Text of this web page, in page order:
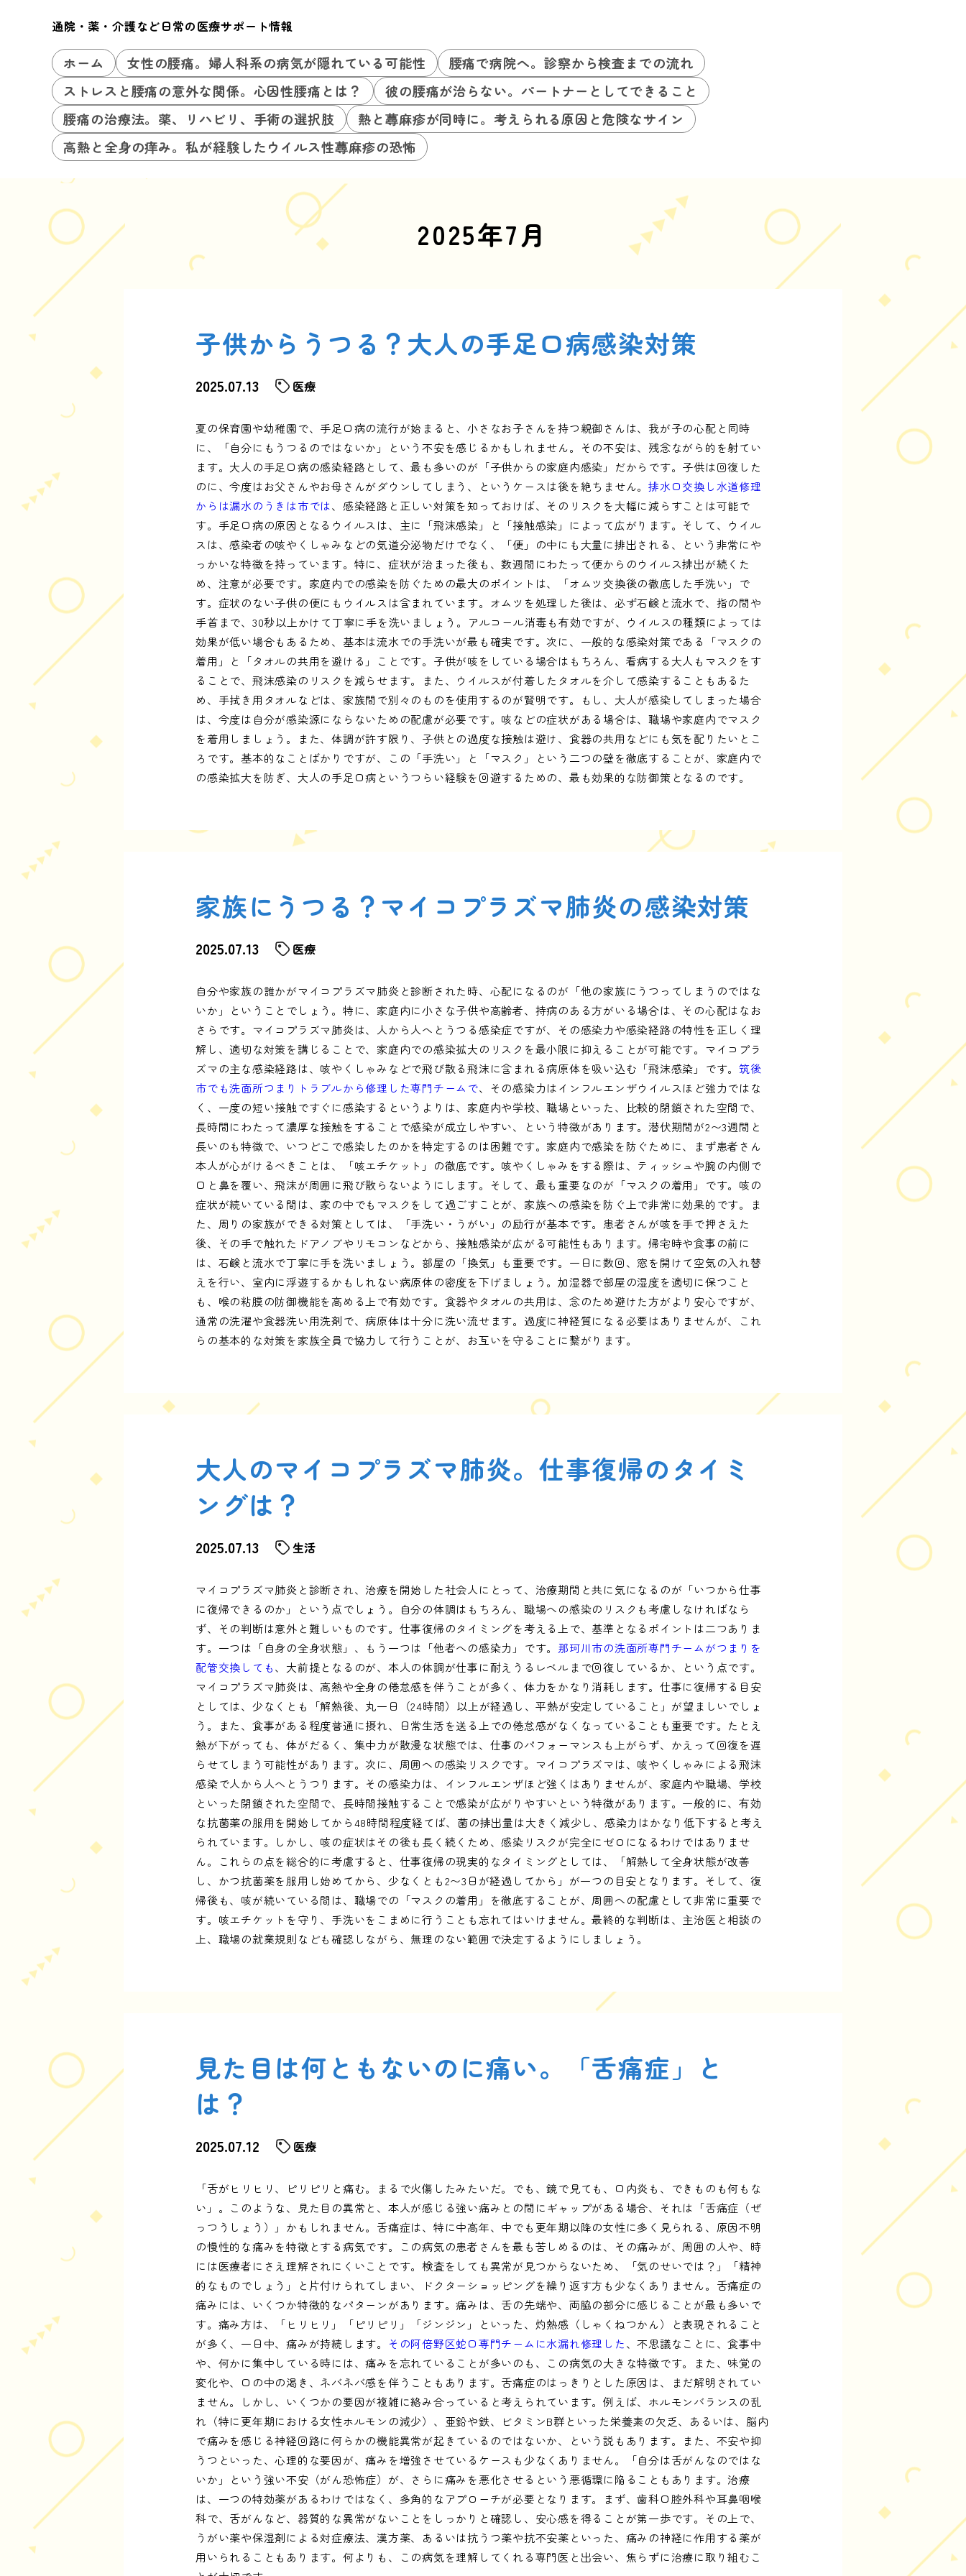
通院・薬・介護など日常の医療サポート情報
ホーム 女性の腰痛。婦人科系の病気が隠れている可能性
腰痛で病院へ。診察から検査までの流れ
ストレスと腰痛の意外な関係。心因性腰痛とは？
彼の腰痛が治らない。パートナーとしてできること
腰痛の治療法。薬、リハビリ、手術の選択肢
熱と蕁麻疹が同時に。考えられる原因と危険なサイン
高熱と全身の痒み。私が経験したウイルス性蕁麻疹の恐怖
2025年7月
子供からうつる？大人の手足口病感染対策
2025.07.13 医療
夏の保育園や幼稚園で、手足口病の流行が始まると、小さなお子さんを持つ親御さんは、我が子の心配と同時
に、「自分にもうつるのではないか」という不安を感じるかもしれません。その不安は、残念ながら的を射てい
ます。大人の手足口病の感染経路として、最も多いのが「子供からの家庭内感染」だからです。子供は回復した
のに、今度はお父さんやお母さんがダウンしてしまう、というケースは後を絶ちません。 排水口交換し水道修理
からは漏水のうきは市では、感染経路と正しい対策を知っておけば、そのリスクを大幅に減らすことは可能で
す。手足口病の原因となるウイルスは、主に「飛沫感染」と「接触感染」によって広がります。そして、ウイル
スは、感染者の咳やくしゃみなどの気道分泌物だけでなく、「便」の中にも大量に排出される、という非常にや
っかいな特徴を持っています。特に、症状が治まった後も、数週間にわたって便からのウイルス排出が続くた
め、注意が必要です。家庭内での感染を防ぐための最大のポイントは、「オムツ交換後の徹底した手洗い」で
す。症状のない子供の便にもウイルスは含まれています。オムツを処理した後は、必ず石鹸と流水で、指の間や
手首まで、30秒以上かけて丁寧に手を洗いましょう。アルコール消毒も有効ですが、ウイルスの種類によっては
効果が低い場合もあるため、基本は流水での手洗いが最も確実です。次に、一般的な感染対策である「マスクの
着用」と「タオルの共用を避ける」ことです。子供が咳をしている場合はもちろん、看病する大人もマスクをす
ることで、飛沫感染のリスクを減らせます。また、ウイルスが付着したタオルを介して感染することもあるた
め、手拭き用タオルなどは、家族間で別々のものを使用するのが賢明です。もし、大人が感染してしまった場合
は、今度は自分が感染源にならないための配慮が必要です。咳などの症状がある場合は、職場や家庭内でマスク
を着用しましょう。また、体調が許す限り、子供との過度な接触は避け、食器の共用などにも気を配りたいとこ
ろです。基本的なことばかりですが、この「手洗い」と「マスク」という二つの壁を徹底することが、家庭内で
の感染拡大を防ぎ、大人の手足口病というつらい経験を回避するための、最も効果的な防御策となるのです。
家族にうつる？マイコプラズマ肺炎の感染対策
2025.07.13 医療
自分や家族の誰かがマイコプラズマ肺炎と診断された時、心配になるのが「他の家族にうつってしまうのではな
いか」ということでしょう。特に、家庭内に小さな子供や高齢者、持病のある方がいる場合は、その心配はなお
さらです。マイコプラズマ肺炎は、人から人へとうつる感染症ですが、その感染力や感染経路の特性を正しく理
解し、適切な対策を講じることで、家庭内での感染拡大のリスクを最小限に抑えることが可能です。マイコプラ
ズマの主な感染経路は、咳やくしゃみなどで飛び散る飛沫に含まれる病原体を吸い込む「飛沫感染」です。 筑後
市でも洗面所つまりトラブルから修理した専門チームで、その感染力はインフルエンザウイルスほど強力ではな
く、一度の短い接触ですぐに感染するというよりは、家庭内や学校、職場といった、比較的閉鎖された空間で、
長時間にわたって濃厚な接触をすることで感染が成立しやすい、という特徴があります。潜伏期間が2〜3週間と
長いのも特徴で、いつどこで感染したのかを特定するのは困難です。家庭内で感染を防ぐために、まず患者さん
本人が心がけるべきことは、「咳エチケット」の徹底です。咳やくしゃみをする際は、ティッシュや腕の内側で
口と鼻を覆い、飛沫が周囲に飛び散らないようにします。そして、最も重要なのが「マスクの着用」です。咳の
症状が続いている間は、家の中でもマスクをして過ごすことが、家族への感染を防ぐ上で非常に効果的です。ま
た、周りの家族ができる対策としては、「手洗い・うがい」の励行が基本です。患者さんが咳を手で押さえた
後、その手で触れたドアノブやリモコンなどから、接触感染が広がる可能性もあります。帰宅時や食事の前に
は、石鹸と流水で丁寧に手を洗いましょう。部屋の「換気」も重要です。一日に数回、窓を開けて空気の入れ替
えを行い、室内に浮遊するかもしれない病原体の密度を下げましょう。加湿器で部屋の湿度を適切に保つこと
も、喉の粘膜の防御機能を高める上で有効です。食器やタオルの共用は、念のため避けた方がより安心ですが、
通常の洗濯や食器洗い用洗剤で、病原体は十分に洗い流せます。過度に神経質になる必要はありませんが、これ
らの基本的な対策を家族全員で協力して行うことが、お互いを守ることに繋がります。
大人のマイコプラズマ肺炎。仕事復帰のタイミ
ングは？
2025.07.13 生活
マイコプラズマ肺炎と診断され、治療を開始した社会人にとって、治療期間と共に気になるのが「いつから仕事
に復帰できるのか」という点でしょう。自分の体調はもちろん、職場への感染のリスクも考慮しなければなら
ず、その判断は意外と難しいものです。仕事復帰のタイミングを考える上で、基準となるポイントは二つありま
す。一つは「自身の全身状態」、もう一つは「他者への感染力」です。 那珂川市の洗面所専門チームがつまりを
配管交換しても、大前提となるのが、本人の体調が仕事に耐えうるレベルまで回復しているか、という点です。
マイコプラズマ肺炎は、高熱や全身の倦怠感を伴うことが多く、体力をかなり消耗します。仕事に復帰する目安
としては、少なくとも「解熱後、丸一日（24時間）以上が経過し、平熱が安定していること」が望ましいでしょ
う。また、食事がある程度普通に摂れ、日常生活を送る上での倦怠感がなくなっていることも重要です。たとえ
熱が下がっても、体がだるく、集中力が散漫な状態では、仕事のパフォーマンスも上がらず、かえって回復を遅
らせてしまう可能性があります。次に、周囲への感染リスクです。マイコプラズマは、咳やくしゃみによる飛沫
感染で人から人へとうつります。その感染力は、インフルエンザほど強くはありませんが、家庭内や職場、学校
といった閉鎖された空間で、長時間接触することで感染が広がりやすいという特徴があります。一般的に、有効
な抗菌薬の服用を開始してから48時間程度経てば、菌の排出量は大きく減少し、感染力はかなり低下すると考え
られています。しかし、咳の症状はその後も長く続くため、感染リスクが完全にゼロになるわけではありませ
ん。これらの点を総合的に考慮すると、仕事復帰の現実的なタイミングとしては、「解熱して全身状態が改善
し、かつ抗菌薬を服用し始めてから、少なくとも2〜3日が経過してから」が一つの目安となります。そして、復
帰後も、咳が続いている間は、職場での「マスクの着用」を徹底することが、周囲への配慮として非常に重要で
す。咳エチケットを守り、手洗いをこまめに行うことも忘れてはいけません。最終的な判断は、主治医と相談の
上、職場の就業規則なども確認しながら、無理のない範囲で決定するようにしましょう。
見た目は何ともないのに痛い。「舌痛症」と
は？
2025.07.12 医療
「舌がヒリヒリ、ピリピリと痛む。まるで火傷したみたいだ。でも、鏡で見ても、口内炎も、できものも何もな
い」。このような、見た目の異常と、本人が感じる強い痛みとの間にギャップがある場合、それは「舌痛症（ぜ
っつうしょう）」かもしれません。舌痛症は、特に中高年、中でも更年期以降の女性に多く見られる、原因不明
の慢性的な痛みを特徴とする病気です。この病気の患者さんを最も苦しめるのは、その痛みが、周囲の人や、時
には医療者にさえ理解されにくいことです。検査をしても異常が見つからないため、「気のせいでは？」「精神
的なものでしょう」と片付けられてしまい、ドクターショッピングを繰り返す方も少なくありません。舌痛症の
痛みには、いくつか特徴的なパターンがあります。痛みは、舌の先端や、両脇の部分に感じることが最も多いで
す。痛み方は、「ヒリヒリ」「ピリピリ」「ジンジン」といった、灼熱感（しゃくねつかん）と表現されること
が多く、一日中、痛みが持続します。
その阿倍野区蛇口専門チームに水漏れ修理した、不思議なことに、食事中
や、何かに集中している時には、痛みを忘れていることが多いのも、この病気の大きな特徴です。また、味覚の
変化や、口の中の渇き、ネバネバ感を伴うこともあります。舌痛症のはっきりとした原因は、まだ解明されてい
ません。しかし、いくつかの要因が複雑に絡み合っていると考えられています。例えば、ホルモンバランスの乱
れ（特に更年期における女性ホルモンの減少）、亜鉛や鉄、ビタミンB群といった栄養素の欠乏、あるいは、脳内
で痛みを感じる神経回路に何らかの機能異常が起きているのではないか、という説もあります。また、不安や抑
うつといった、心理的な要因が、痛みを増強させているケースも少なくありません。「自分は舌がんなのではな
いか」という強い不安（がん恐怖症）が、さらに痛みを悪化させるという悪循環に陥ることもあります。治療
は、一つの特効薬があるわけではなく、多角的なアプローチが必要となります。まず、歯科口腔外科や耳鼻咽喉
科で、舌がんなど、器質的な異常がないことをしっかりと確認し、安心感を得ることが第一歩です。その上で、
うがい薬や保湿剤による対症療法、漢方薬、あるいは抗うつ薬や抗不安薬といった、痛みの神経に作用する薬が
用いられることもあります。何よりも、この病気を理解してくれる専門医と出会い、焦らずに治療に取り組むこ